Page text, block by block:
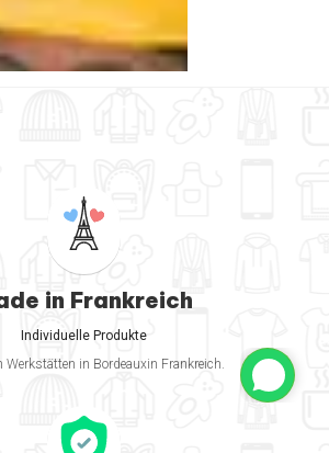
in Frankreich
Individuelle Produkte
Werkstätten in Bordeauxin Frankreich.